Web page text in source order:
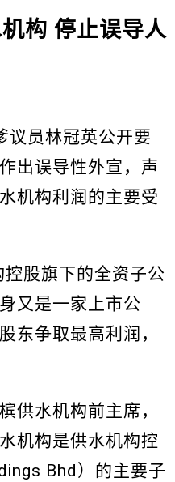
构 停止误导人
议员林冠英公开要
出误导性外宣，声
机构利润的主要受
股旗下的全资子公
又是一家上市公
东争取最高利润，
供水机构前主席，
机构是供水机构控
Bhd）的主要子